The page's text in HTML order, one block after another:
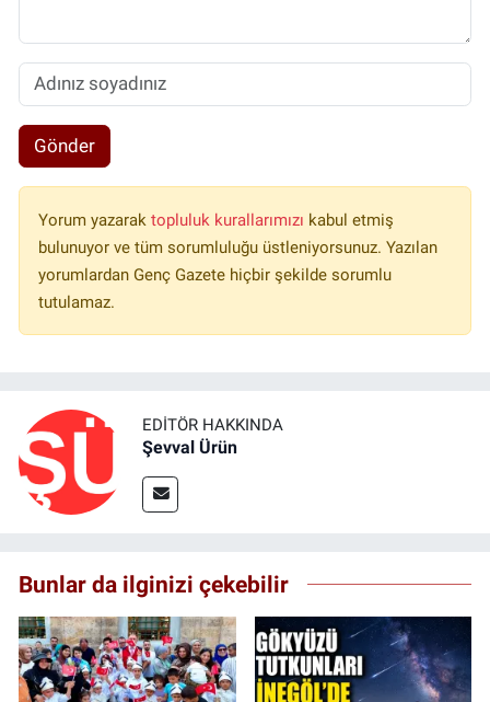
Gönder
Yorum yazarak topluluk kurallarımızı kabul etmiş
bulunuyor ve tüm sorumluluğu üstleniyorsunuz. Yazılan
yorumlardan Genç Gazete hiçbir şekilde sorumlu
tutulamaz.
EDITÖR HAKKINDA
Şevval Ürün
Bunlar da ilginizi çekebilir